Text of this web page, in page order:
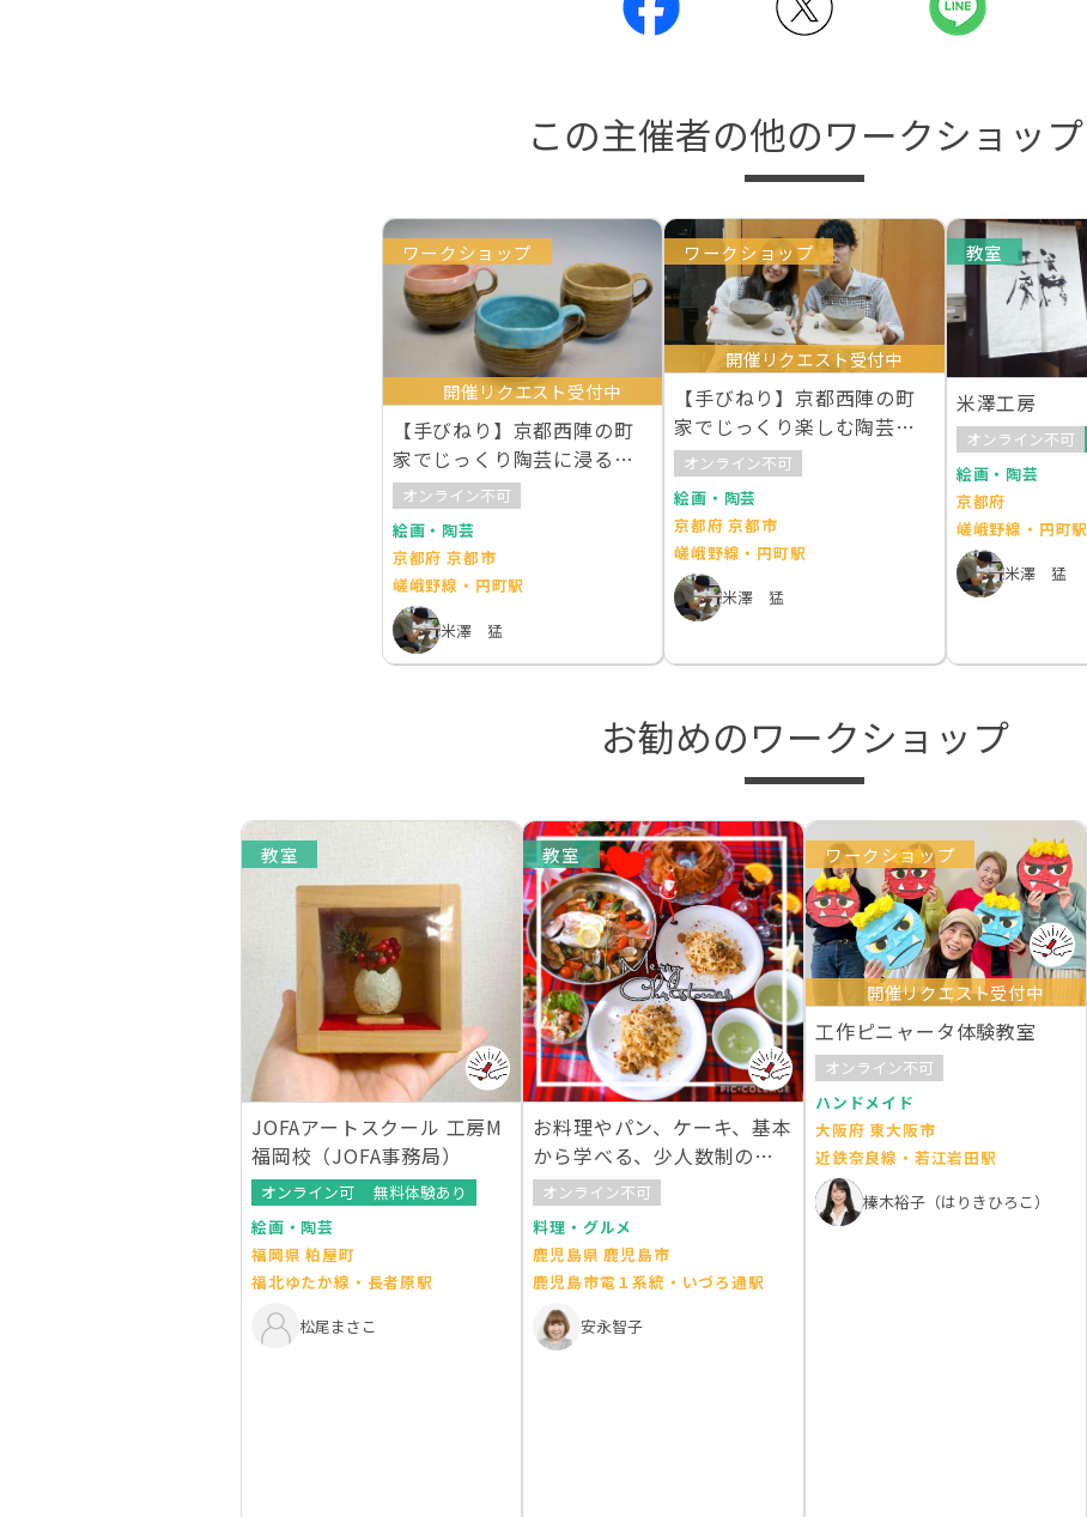
この主催者の他のワークショップ
ワークショップ
開催リクエスト受付中
【手びねり】京都西陣の町
家でじっくり陶芸に浸る２
日間
オンライン不可
絵画・陶芸
京都府 京都市
嵯峨野線・円町駅
米澤 猛
ワークショップ
開催リクエスト受付中
【手びねり】京都西陣の町
家でじっくり楽しむ陶芸一
日体験！
オンライン不可
絵画・陶芸
京都府 京都市
嵯峨野線・円町駅
米澤 猛
教室
米澤工房
オンライン不可
絵画・陶芸
京都府
嵯峨野線・円町駅
米澤 猛
お勧めのワークショップ
教室
JOFAアートスクール 工房M
福岡校（JOFA事務局）
オンライン可
無料体験あり
絵画・陶芸
福岡県 粕屋町
福北ゆたか線・長者原駅
松尾まさこ
教室
お料理やパン、ケーキ、基本
から学べる、少人数制の手
作り教室です。
オンライン不可
料理・グルメ
鹿児島県 鹿児島市
鹿児島市電１系統・いづろ通駅
安永智子
ワークショップ
開催リクエスト受付中
工作ピニャータ体験教室
オンライン不可
ハンドメイド
大阪府 東大阪市
近鉄奈良線・若江岩田駅
榛木裕子（はりきひろこ）